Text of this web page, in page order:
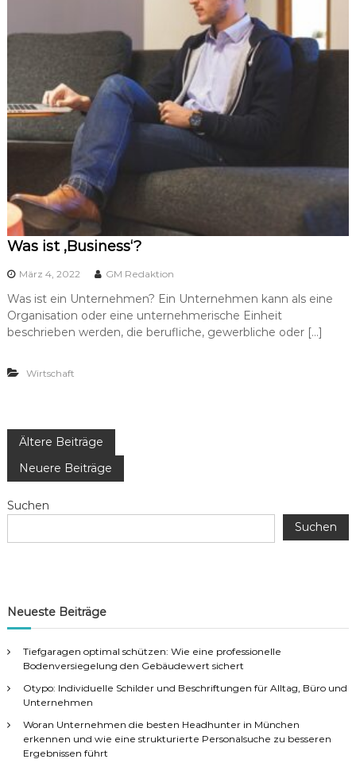
Was ist ‚Business‘?
März 4, 2022 GM Redaktion
Was ist ein Unternehmen? Ein Unternehmen kann als eine
Organisation oder eine unternehmerische Einheit
beschrieben werden, die berufliche, gewerbliche oder […]
Wirtschaft
B
e
i
a
g
s
n
Ältere Beiträge
Neuere Beiträge
Suchen
Suchen
Neueste Beiträge
Tiefgaragen optimal schützen: Wie eine professionelle
Bodenversiegelung den Gebäudewert sichert
Otypo: Individuelle Schilder und Beschriftungen für Alltag, Büro und
Unternehmen
Woran Unternehmen die besten Headhunter in München
erkennen und wie eine strukturierte Personalsuche zu besseren
Ergebnissen führt